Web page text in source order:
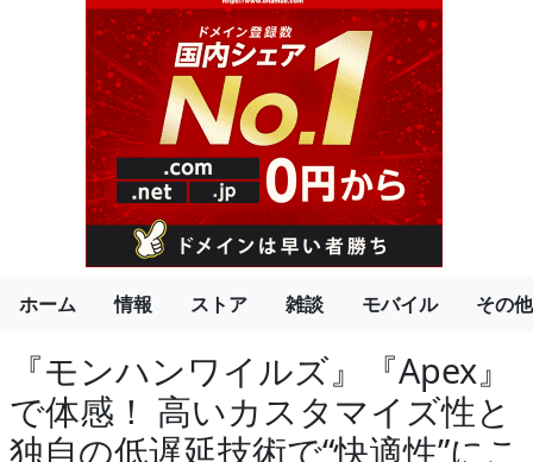
ホーム 情報 ストア 雑談 モバイル その他
『モンハンワイルズ』『Apex』
で体感！ 高いカスタマイズ性と
独自の低遅延技術で“快適性”にこ